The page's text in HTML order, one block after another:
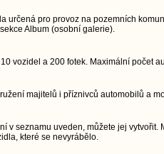
určená pro provoz na pozemních
Album (osobní galerie).
vozidel a 200 fotek. Maximální počet
majitelů i příznivců automobilů a
v seznamu uveden, můžete jej
které se nevyrábělo.